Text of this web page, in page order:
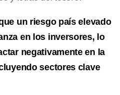
un riesgo país elevado
en los inversores, lo
negativamente en la
sectores clave